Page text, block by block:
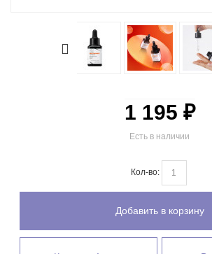
Есть в наличии
1 195 ₽
Кол-во:
Добавить в корзину